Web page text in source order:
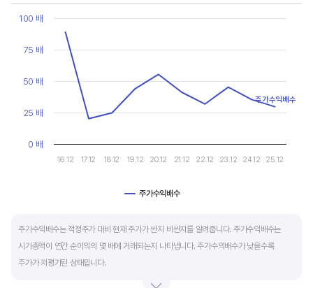
재무활동 현금흐름은 증자, 차입, 배당을 통해 발생하는 현금유출입을 뜻합니다.
영업활동으로 충분한 현금을 벌고 있는 기업은 금융기관의 차입금을 갚고, 배당을 지급하는
등 현금이 유출되기 때문에 마이너스(-)를 기록합니다.
현금흐름 플러스(+), 투자활동 현금흐름 마이너스(-), 재무활동 현금흐름이 마이너스(-)가
가장 좋습니다.
Chart
Line chart with 10 data points.
View as data table, Chart
The chart has 1 X axis displaying categories.
The chart has 1 Y axis displaying values. Data ranges from
주가수익배수
16.12 17.12 18.12 19.12 20.12 21.12 22.12 23.12 24.12 25.12
0 배
25 배
50 배
75 배
100 배
주가수익배수
주가수익배수는 적정주가 대비 현재 주가가 싼지 비싼지를 알려줍니다. 주가수익배수는
시가총액이 연간 순이익의 몇 배에 거래되는지 나타냅니다. 주가수익배수가 낮을수록
주가가 저평가된 상태입니다.